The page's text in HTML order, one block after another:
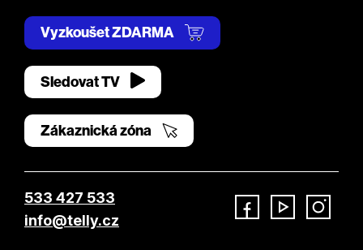
Vyzkoušet ZDARMA
Sledovat TV
Zákaznická zóna
533 427 533
info@telly.cz